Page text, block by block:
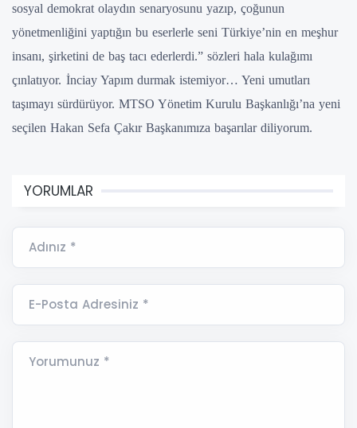
sosyal demokrat olaydın senaryosunu yazıp, çoğunun
yönetmenliğini yaptığın bu eserlerle seni Türkiye’nin en meşhur
insanı, şirketini de baş tacı ederlerdi.” sözleri hala kulağımı
çınlatıyor. İnciay Yapım durmak istemiyor… Yeni umutları
taşımayı sürdürüyor. MTSO Yönetim Kurulu Başkanlığı’na yeni
seçilen Hakan Sefa Çakır Başkanımıza başarılar diliyorum.
YORUMLAR
Adınız *
E-Posta Adresiniz *
Yorumunuz *